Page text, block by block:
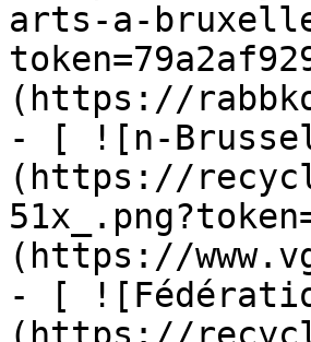
arts-a-
(https://
- [ ![n-
(https://
(https://
- [